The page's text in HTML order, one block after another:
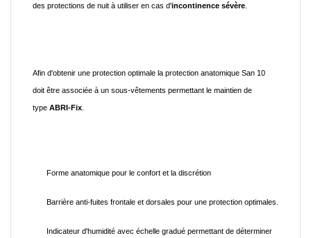
des protections de nuit à utiliser en cas d'incontinence sévère
Afin d'obtenir une protection optimale la protection anatomique San 10
doit être associée à un sous-vêtements permettant le maintien de
type ABRI-Fix
Forme anatomique pour le confort et la discrétion
Barrière anti-fuites frontale et dorsales pour une protection optimales.
Indicateur d'humidité avec échelle gradué permettant de déterminer